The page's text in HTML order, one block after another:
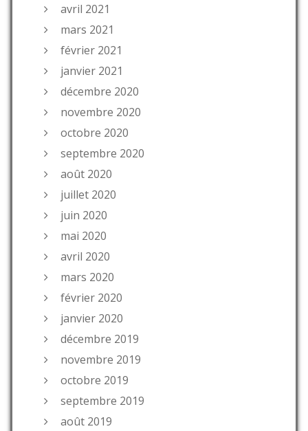
avril 2021
mars 2021
février 2021
janvier 2021
décembre 2020
novembre 2020
octobre 2020
septembre 2020
août 2020
juillet 2020
juin 2020
mai 2020
avril 2020
mars 2020
février 2020
janvier 2020
décembre 2019
novembre 2019
octobre 2019
septembre 2019
août 2019